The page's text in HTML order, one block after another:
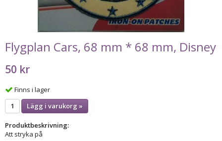
Flygplan Cars, 68 mm * 68 mm, Disney
50 kr
Finns i lager
Lägg i varukorg »
Produktbeskrivning:
Att stryka på